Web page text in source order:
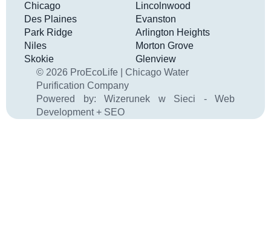
Chicago
Des Plaines
Park Ridge
Niles
Skokie
Lincolnwood
Evanston
Arlington Heights
Morton Grove
Glenview
© 2026 ProEcoLife | Chicago Water
Purification Company
Powered by: Wizerunek w Sieci - Web
Development + SEO